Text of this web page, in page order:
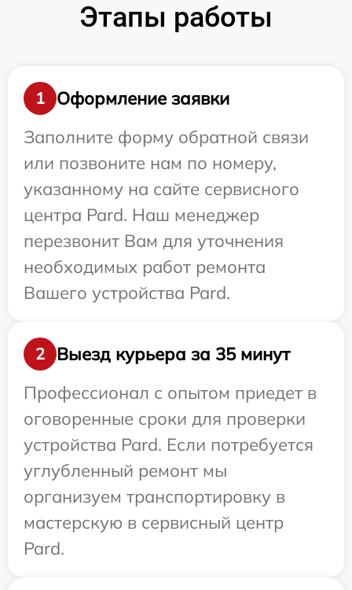
Этапы работы
1
Оформление заявки
Заполните форму обратной связи
или позвоните нам по номеру,
указанному на сайте сервисного
центра Pard. Наш менеджер
перезвонит Вам для уточнения
необходимых работ ремонта
Вашего устройства Pard.
2
Выезд курьера за 35 минут
Профессионал с опытом приедет в
оговоренные сроки для проверки
устройства Pard. Если потребуется
углубленный ремонт мы
организуем транспортировку в
мастерскую в сервисный центр
Pard.